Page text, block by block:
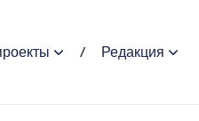
Редакция